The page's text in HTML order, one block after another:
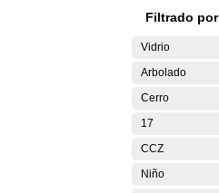
Filtrado por
Vidrio
Arbolado
Cerro
17
CCZ
Niño